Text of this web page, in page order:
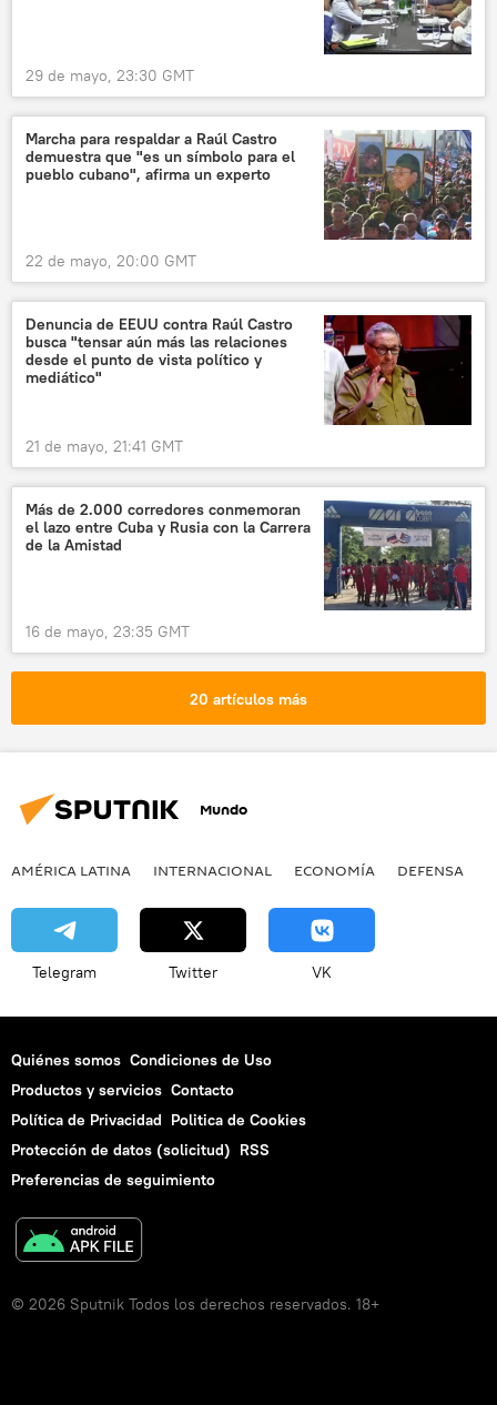
29 de mayo, 23:30 GMT
Marcha para respaldar a Raúl Castro
demuestra que "es un símbolo para el
pueblo cubano", afirma un experto
22 de mayo, 20:00 GMT
Denuncia de EEUU contra Raúl Castro
busca "tensar aún más las relaciones
desde el punto de vista político y
mediático"
21 de mayo, 21:41 GMT
Más de 2.000 corredores conmemoran
el lazo entre Cuba y Rusia con la Carrera
de la Amistad
16 de mayo, 23:35 GMT
20 artículos más
Mundo
AMÉRICA LATINA INTERNACIONAL ECONOMÍA DEFENSA
Telegram Twitter VK
Quiénes somos Condiciones de Uso
Productos y servicios Contacto
Política de Privacidad Politica de Cookies
Protección de datos (solicitud) RSS
Preferencias de seguimiento
© 2026 Sputnik Todos los derechos reservados. 18+